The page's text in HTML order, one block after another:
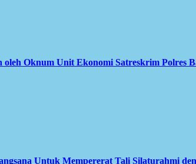
Oknum Unit Ekonomi Satreskrim Polres
Untuk Mempererat Tali Silaturahmi